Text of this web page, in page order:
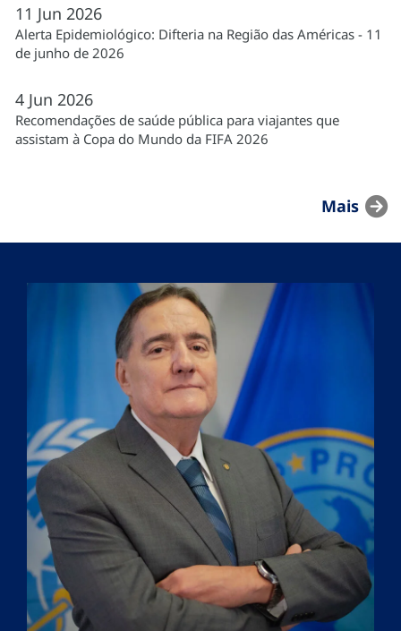
11 Jun 2026
Alerta Epidemiológico: Difteria na Região das Américas - 11
de junho de 2026
4 Jun 2026
Recomendações de saúde pública para viajantes que
assistam à Copa do Mundo da FIFA 2026
Mais